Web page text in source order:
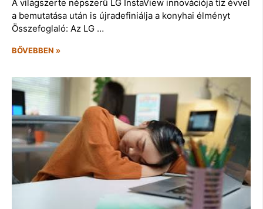
A világszerte népszerű LG InstaView innovációja tíz évvel
a bemutatása után is újradefiniálja a konyhai élményt
Összefoglaló: Az LG …
BŐVEBBEN »